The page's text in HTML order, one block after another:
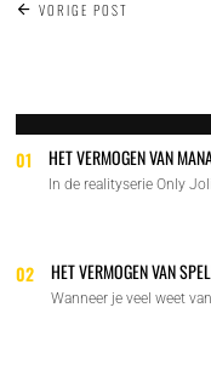
VORIGE POST
01 HET VERMOGEN VAN
In de realityserie Only
02 HET VERMOGEN VAN
Wanneer je veel weet